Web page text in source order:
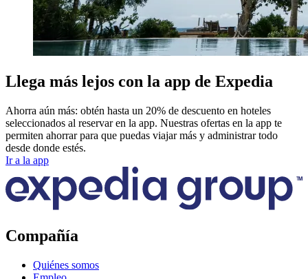
Llega más lejos con la app de Expedia
Ahorra aún más: obtén hasta un 20% de descuento en hoteles
seleccionados al reservar en la app. Nuestras ofertas en la app te
permiten ahorrar para que puedas viajar más y administrar todo
desde donde estés.
Ir a la app
Compañía
Quiénes somos